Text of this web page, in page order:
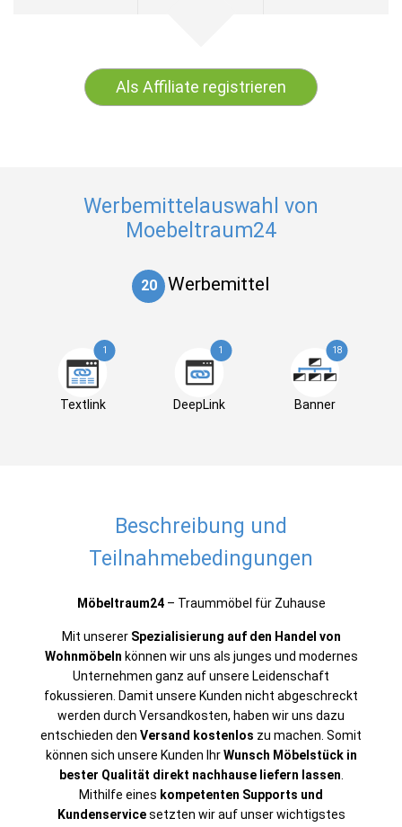
Als Affiliate registrieren
Werbemittelauswahl von
Moebeltraum24
20 Werbemittel
1
Textlink
1
DeepLink
18
Banner
Beschreibung und
Teilnahmebedingungen
Möbeltraum24– Traummöbel für Zuhause
Mit unserer Spezialisierung auf den Handel von
Wohnmöbeln können wir uns als junges und modernes
Unternehmen ganz auf unsere Leidenschaft
fokussieren. Damit unsere Kunden nicht abgeschreckt
werden durch Versandkosten, haben wir uns dazu
entschieden den Versand kostenlos zu machen. Somit
können sich unsere Kunden IhrWunsch Möbelstück in
bester Qualität direkt nachhause liefern lassen
Mithilfe eines kompetenten Supports und
Kundenservicesetzten wir auf unser wichtigstes